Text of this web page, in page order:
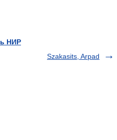
НИР
Szakasits, Arpad